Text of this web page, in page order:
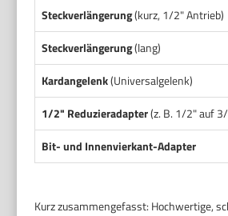
Steckverlängerung(kurz, 1/2" Antrieb)
Steckverlängerung(lang)
Kardangelenk(Universalgelenk)
1/2" Reduzieradapter(z. B. 1/2" auf
Bit- und Innenvierkant-Adapter
Kurz zusammengefasst: Hochwertige,